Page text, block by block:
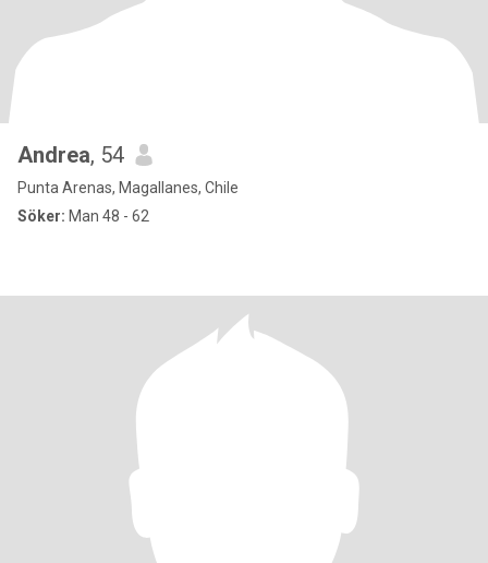
Andrea, 54
Punta Arenas, Magallanes, Chile
Söker: Man 48 - 62